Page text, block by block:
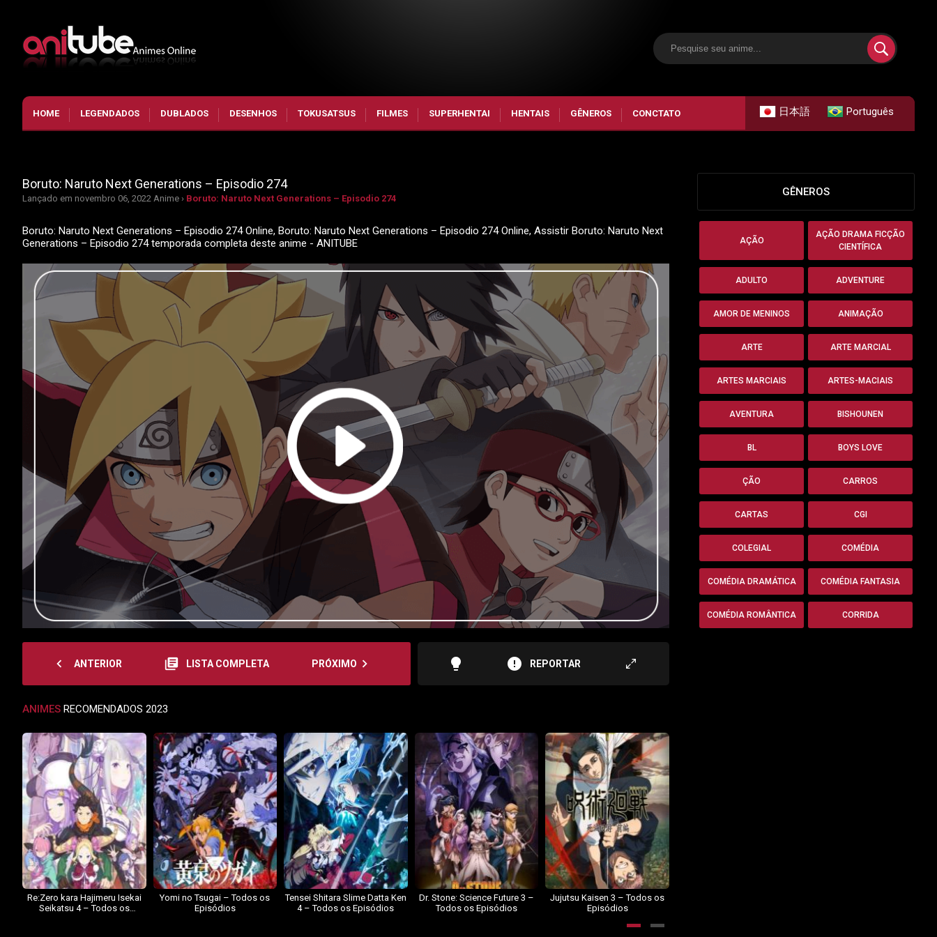
HOME LEGENDADOS DUBLADOS DESENHOS TOKUSATSUS FILMES SUPERHENTAI HENTAIS GÊNEROS CONCTATO 日本語 Português
Boruto: Naruto Next Generations – Episodio 274
Lançado em novembro 06, 2022 Anime › Boruto: Naruto Next Generations – Episodio 274
Boruto: Naruto Next Generations – Episodio 274 Online, Boruto: Naruto Next Generations – Episodio 274 Online, Assistir Boruto: Naruto Next
Generations – Episodio 274 temporada completa deste anime - ANITUBE
navigate_before ANTERIOR library_books LISTA COMPLETA PRÓXIMO navigate_next lightbulb error REPORTAR
ANIMES RECOMENDADOS 2023
Re:Zero kara Hajimeru Isekai
Seikatsu 4 – Todos os
Yomi no Tsugai – Todos os
Episódios
Tensei Shitara Slime Datta Ken
4 – Todos os Episódios
Dr. Stone: Science Future 3 –
Todos os Episódios
Jujutsu Kaisen 3 – Todos os
Episódios
GÊNEROS
AÇÃO
AÇÃO DRAMA FICÇÃO
CIENTÍFICA
ADULTO ADVENTURE
AMOR DE MENINOS ANIMAÇÃO
ARTE ARTE MARCIAL
ARTES MARCIAIS ARTES-MACIAIS
AVENTURA BISHOUNEN
BL BOYS LOVE
ÇÃO CARROS
CARTAS CGI
COLEGIAL COMÉDIA
COMÉDIA DRAMÁTICA COMÉDIA FANTASIA
COMÉDIA ROMÂNTICA CORRIDA